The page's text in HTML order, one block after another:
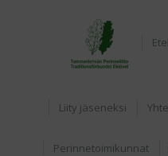
Liity jäseneksi
Perinnetoimikunnat